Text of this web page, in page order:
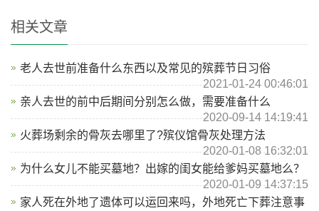
相关文章
老人去世前准备什么东西以及常见的殡葬节日习俗
2021-01-24 00:46:01
亲人去世的前中后期间分别怎么做，需要准备什么
2020-09-14 14:19:41
火葬场剩余的骨灰去哪里了?殡仪馆骨灰处理方法
2020-01-08 16:32:01
为什么女儿不能买墓地？出嫁的闺女能给爹妈买墓地么？
2020-01-09 14:37:15
家人死在外地了遗体可以运回来吗，外地死亡下葬注意事